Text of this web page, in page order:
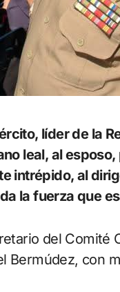
leal, al
intrépido, al
la fuerza que
del Comité
Bermúdez, con